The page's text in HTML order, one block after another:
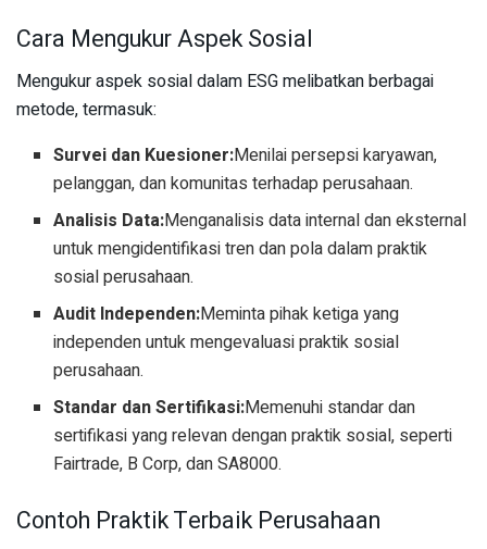
Cara Mengukur Aspek Sosial
Mengukur aspek sosial dalam ESG melibatkan berbagai
metode, termasuk:
Survei dan Kuesioner:Menilai persepsi karyawan,
pelanggan, dan komunitas terhadap perusahaan.
Analisis Data:Menganalisis data internal dan eksternal
untuk mengidentifikasi tren dan pola dalam praktik
sosial perusahaan.
Audit Independen:Meminta pihak ketiga yang
independen untuk mengevaluasi praktik sosial
perusahaan.
Standar dan Sertifikasi:Memenuhi standar dan
sertifikasi yang relevan dengan praktik sosial, seperti
Fairtrade, B Corp, dan SA8000.
Contoh Praktik Terbaik Perusahaan